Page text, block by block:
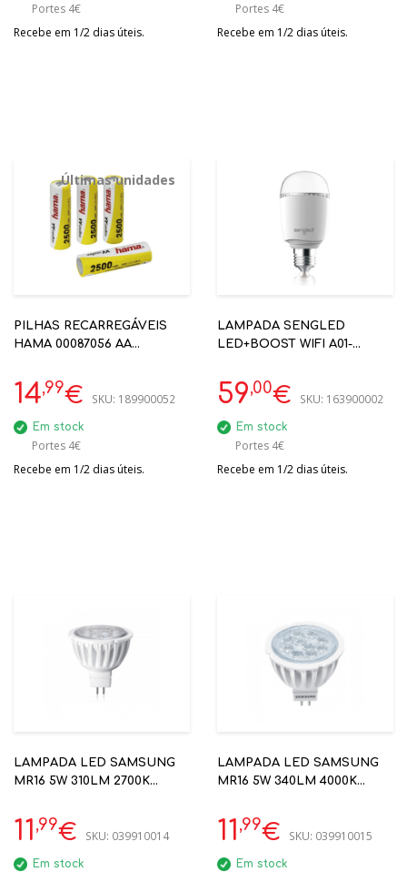
Portes 4€
Recebe em 1/2 dias úteis.
Portes 4€
Recebe em 1/2 dias úteis.
Últimas unidades
PILHAS RECARREGÁVEIS
HAMA 00087056 AA
14,99€ SKU: 189900052
Em stock
Portes 4€
Recebe em 1/2 dias úteis.
LAMPADA SENGLED
LED+BOOST WIFI A01-
59,00€ SKU: 163900002
Em stock
Portes 4€
Recebe em 1/2 dias úteis.
LAMPADA LED SAMSUNG
MR16 5W 310LM 2700K
11 ,99€ SKU: 039910014
Em stock
LAMPADA LED SAMSUNG
MR16 5W 340LM 4000K
11 ,99€ SKU: 039910015
Em stock